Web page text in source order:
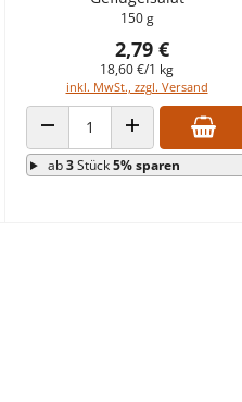
150 g
2,79 €
18,60 €/1 kg
inkl. MwSt., zzgl. Versand
ANZAHL VERRINGERNANZAHL ERHÖHEN
ab3Stück5% sparen